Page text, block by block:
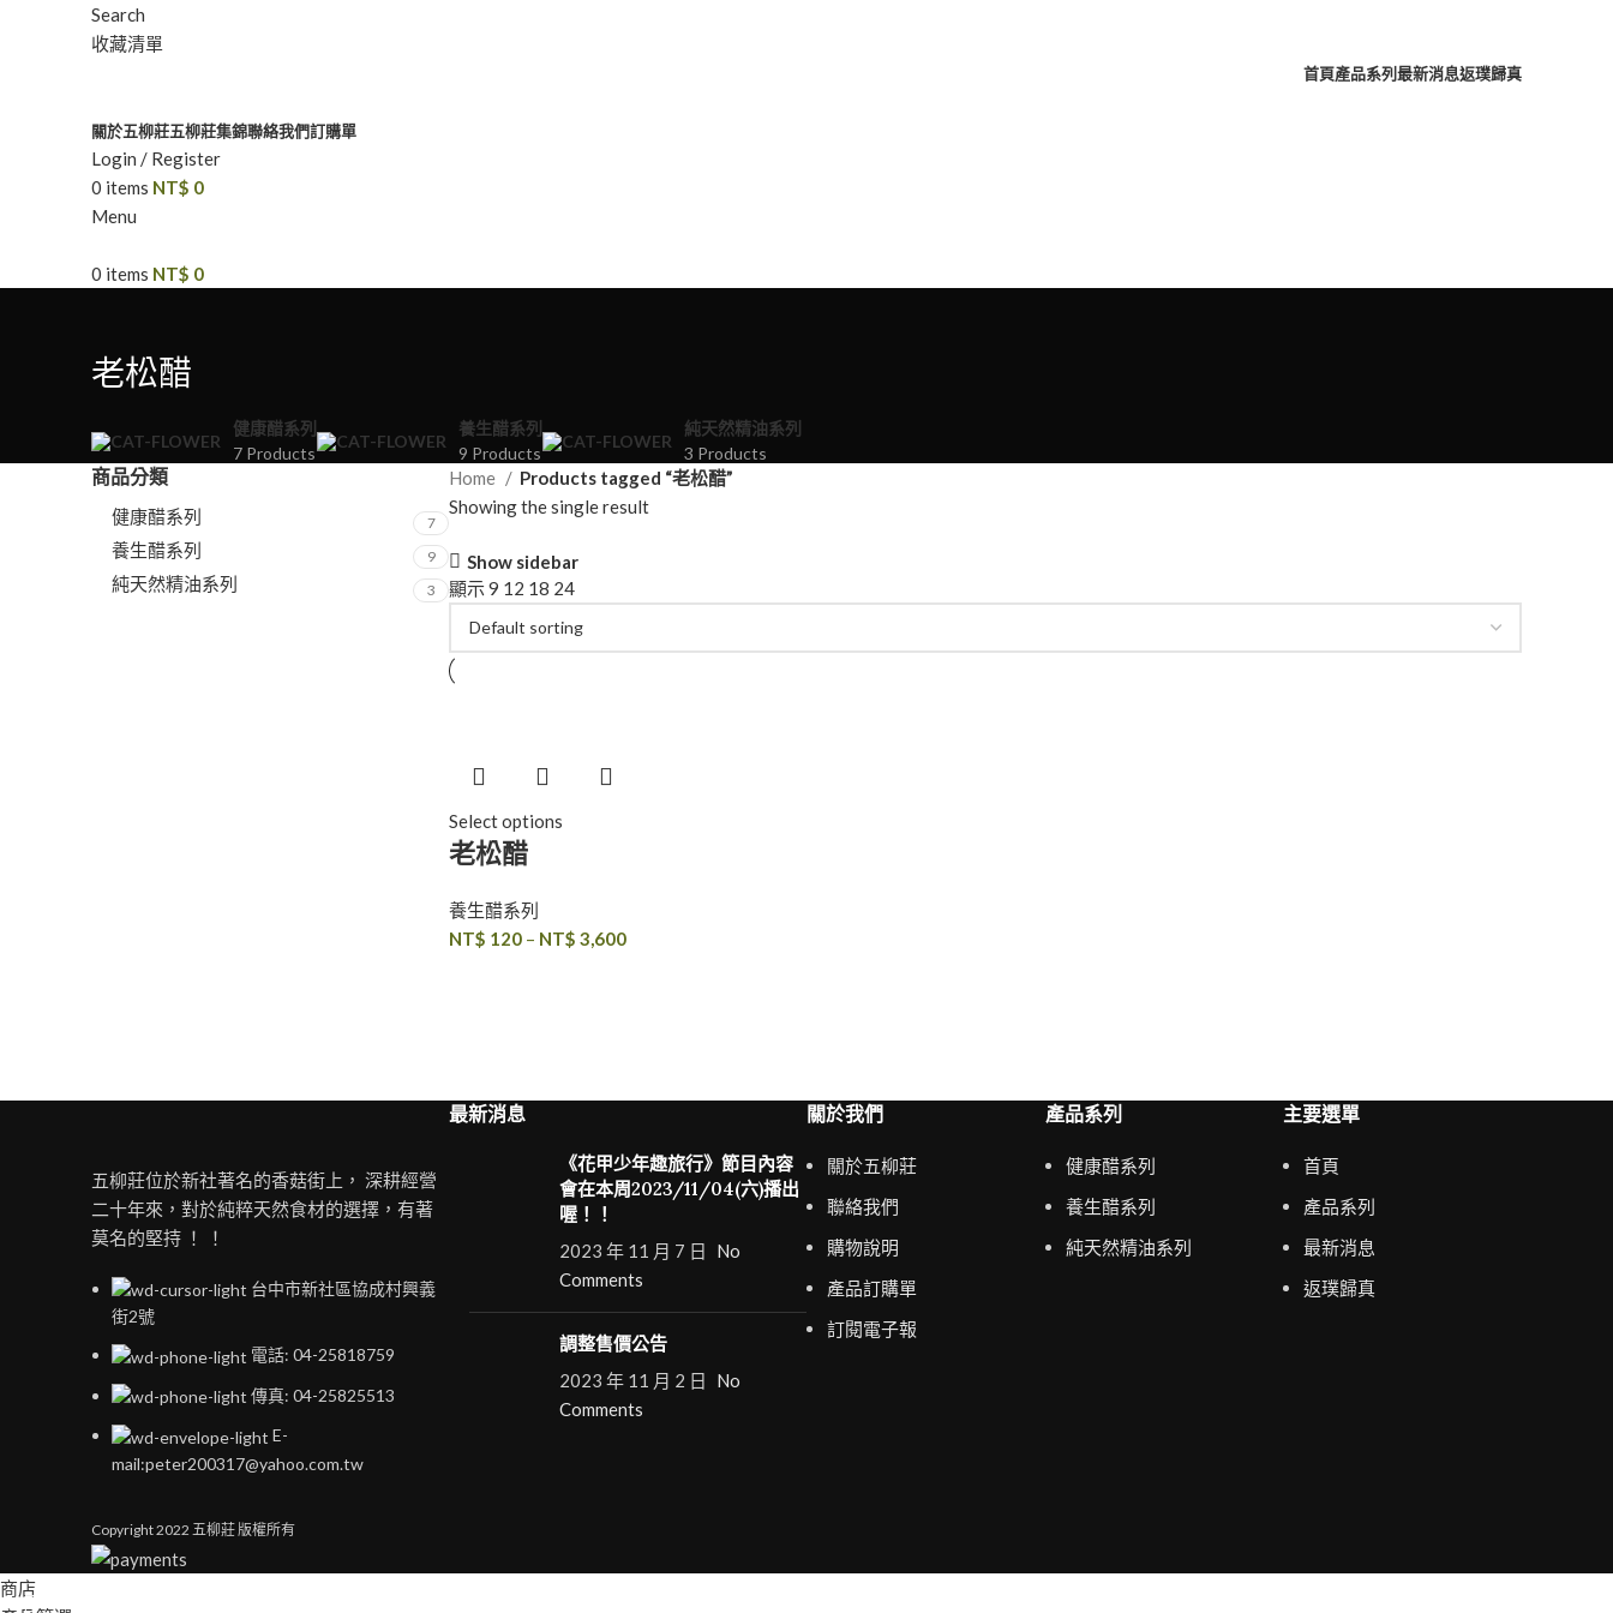
Search
收藏清單
首頁產品系列最新消息返璞歸真
關於五柳莊五柳莊集錦聯絡我們訂購單
Login / Register
0 items NT$ 0
Menu
0 items NT$ 0
老松醋
健康醋系列
7 Products
養生醋系列
9 Products
純天然精油系列
3 Products
商品分類
健康醋系列 7
養生醋系列 9
純天然精油系列 3
Home
Products tagged “老松醋”
Showing the single result
Show sidebar
顯示9 12 18 24
Select options
老松醋
養生醋系列
NT$ 120 – NT$ 3,600
五柳莊位於新社著名的香菇街上， 深耕經營
二十年來，對於純粹天然食材的選擇，有著
莫名的堅持 ！ ！
台中市新社區協成村興義
街2號
電話: 04-25818759
傳真: 04-25825513
E-
mail:peter200317@yahoo.com.tw
最新消息
《花甲少年趣旅行》節目內容
會在本周2023/11/04(六)播出
喔！！
2023 年 11 月 7 日
No
Comments
調整售價公告
2023 年 11 月 2 日
No
Comments
關於我們
關於五柳莊
聯絡我們
購物說明
產品訂購單
訂閱電子報
產品系列
健康醋系列
養生醋系列
純天然精油系列
主要選單
首頁
產品系列
最新消息
返璞歸真
Copyright2022 五柳莊 版權所有
商店